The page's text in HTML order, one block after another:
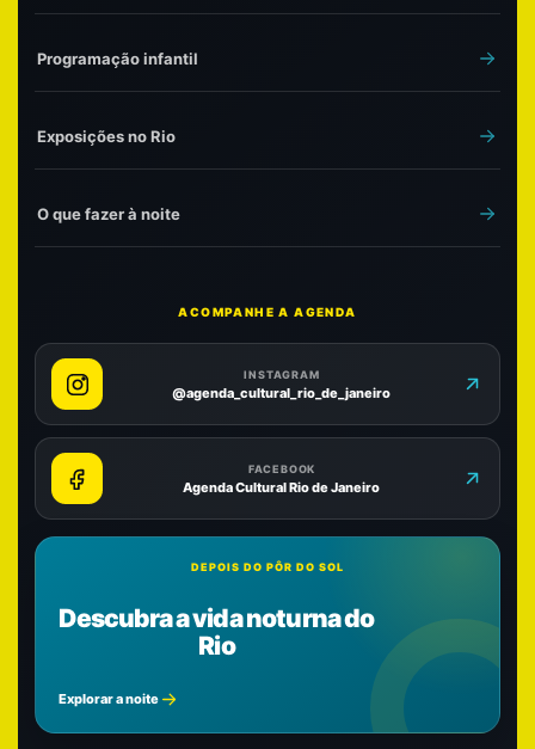
Programação infantil
Exposições no Rio
O que fazer à noite
ACOMPANHE A AGENDA
INSTAGRAM
@agenda_cultural_rio_de_janeiro
FACEBOOK
Agenda Cultural Rio de Janeiro
DEPOIS DO PÔR DO SOL
Descubra a vida noturna do
Rio
Explorar a noite